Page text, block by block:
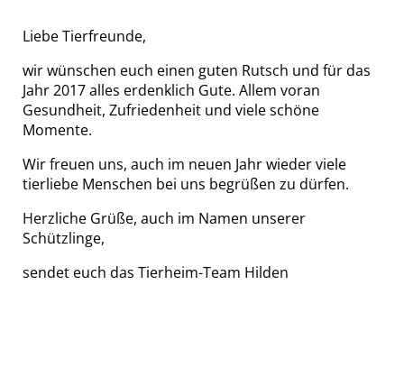
Liebe Tierfreunde,
wir wünschen euch einen guten Rutsch und für das
Jahr 2017 alles erdenklich Gute. Allem voran
Gesundheit, Zufriedenheit und viele schöne
Momente.
Wir freuen uns, auch im neuen Jahr wieder viele
tierliebe Menschen bei uns begrüßen zu dürfen.
Herzliche Grüße, auch im Namen unserer
Schützlinge,
sendet euch das Tierheim-Team Hilden